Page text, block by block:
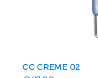
CC CREME 02